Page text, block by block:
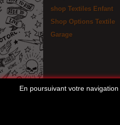
shop Textiles Enfant
Shop Options Textile
Garage
En poursuivant votre